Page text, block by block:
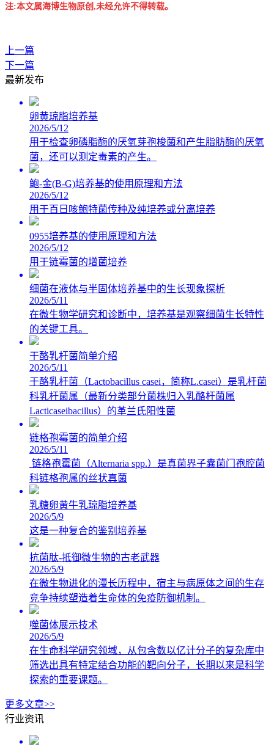
注:本文属海博生物原创,未经允许不得转载。
上一篇
下一篇
最新发布
卵黄琼脂培养基
2026/5/12
用于检查卵磷脂酶的厌氧芽孢梭菌和产生脂肪酶的厌氧
菌，还可以测定毒素的产生。
鲍-金(B-G)培养基的使用原理和方法
2026/5/12
用于百日咳鲍特菌传种及纯培养或分离培养
0955培养基的使用原理和方法
2026/5/12
用于链霉菌的增菌培养
细菌在液体与半固体培养基中的生长现象探析
2026/5/11
在微生物学研究和诊断中，培养基是观察细菌生长特性
的关键工具。
干酪乳杆菌简单介绍
2026/5/11
干酪乳杆菌（Lactobacillus casei，简称L.casei）是乳杆菌
科乳杆菌属（最新分类部分菌株归入乳酪杆菌属
Lacticaseibacillus）的革兰氏阳性菌
链格孢霉菌的简单介绍
2026/5/11
链格孢霉菌（Alternaria spp.）是真菌界子囊菌门孢腔菌
科链格孢属的丝状真菌
乳糖卵黄牛乳琼脂培养基
2026/5/9
这是一种复合的鉴别培养基
抗菌肽-抵御微生物的古老武器
2026/5/9
在微生物进化的漫长历程中，宿主与病原体之间的生存
竞争持续塑造着生命体的免疫防御机制。
噬菌体展示技术
2026/5/9
在生命科学研究领域，从包含数以亿计分子的复杂库中
筛选出具有特定结合功能的靶向分子，长期以来是科学
探索的重要课题。
更多文章>>
行业资讯